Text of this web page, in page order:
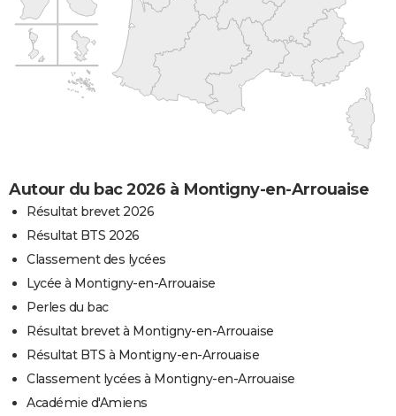
Autour du bac 2026 à Montigny-en-Arrouaise
Résultat brevet 2026
Résultat BTS 2026
Classement des lycées
Lycée à Montigny-en-Arrouaise
Perles du bac
Résultat brevet à Montigny-en-Arrouaise
Résultat BTS à Montigny-en-Arrouaise
Classement lycées à Montigny-en-Arrouaise
Académie d'Amiens